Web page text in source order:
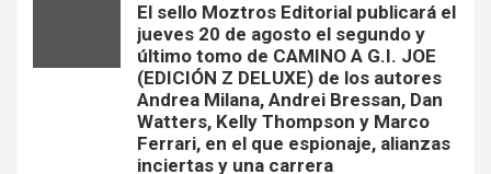
El sello Moztros Editorial publicará el
jueves 20 de agosto el segundo y
último tomo de CAMINO A G.I. JOE
(EDICIÓN Z DELUXE) de los autores
Andrea Milana, Andrei Bressan, Dan
Watters, Kelly Thompson y Marco
Ferrari, en el que espionaje, alianzas
inciertas y una carrera